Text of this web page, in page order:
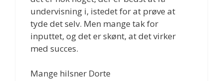
undervisning i, istedet for at prøve at
tyde det selv. Men mange tak for
inputtet, og det er skønt, at det virker
med succes.
Mange hilsner Dorte